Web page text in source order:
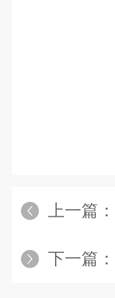
上一篇：
下一篇：